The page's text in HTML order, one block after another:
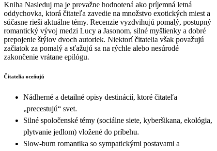
Kniha Nasleduj ma je prevažne hodnotená ako príjemná letná
oddychovka, ktorá čitateľa zavedie na množstvo exotických miest a
súčasne rieši aktuálne témy. Recenzie vyzdvihujú pomalý, postupný
romantický vývoj medzi Lucy a Jasonom, silné myšlienky a dobré
prepojenie štýlov dvoch autoriek. Niektorí čitatelia však považujú
začiatok za pomalý a sťažujú sa na rýchle alebo nesúrodé
zakončenie vrátane epilógu.
Čitatelia oceňujú
Nádherné a detailné opisy destinácií, ktoré čitateľa
„precestujú“ svet.
Silné spoločenské témy (sociálne siete, kyberšikana, ekológia,
plytvanie jedlom) vložené do príbehu.
Slow‑burn romantika so sympatickými postavami a